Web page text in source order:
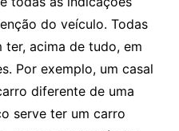
do veículo. Todas
acima de tudo, em
Por exemplo, um casal
diferente de uma
serve ter um carro